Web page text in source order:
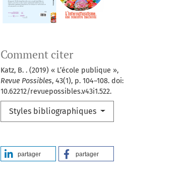
Comment citer
Katz, B. . (2019) « L’école publique »,
Revue Possibles, 43(1), p. 104–108. doi:
10.62212/revuepossibles.v43i1.522.
Styles bibliographiques
partager partager